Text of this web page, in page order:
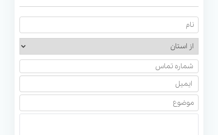
فرسایش دارد. این ساختار مستحکم باعث طول عمر بالای
دستگاه می‌شود و آن را برای استفاده در محیط‌های صنعتی و
شرایط سخت ایده‌آل می‌کند.
مهم ترین کاربردهای واترجت صنعتی کرنزله X
8-150 TST
واترجت صنعتی Kranzle X 8-150 TST
به دلیل فشار کاری